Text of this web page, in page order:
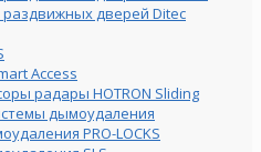
дверей Ditec
Access
радары HOTRON Sliding
дымоудаления
PRO-LOCKS